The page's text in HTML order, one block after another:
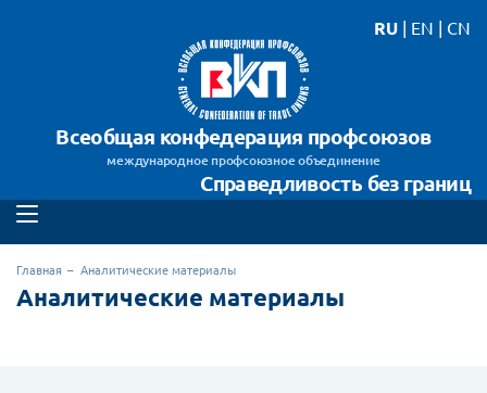
Всеобщая конфедерация профсоюзов
международное профсоюзное объединение
Справедливость без границ
RU | EN | CN
Главная Аналитические материалы
Аналитические материалы